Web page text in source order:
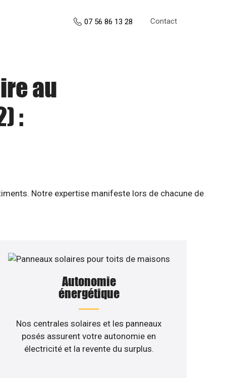
07 56 86 13 28 Contact
au
:
Notre expertise manifeste lors de chacune de
Autonomie
énergétique
Nos centrales solaires et les panneaux
posés assurent votre autonomie en
électricité et la revente du surplus.